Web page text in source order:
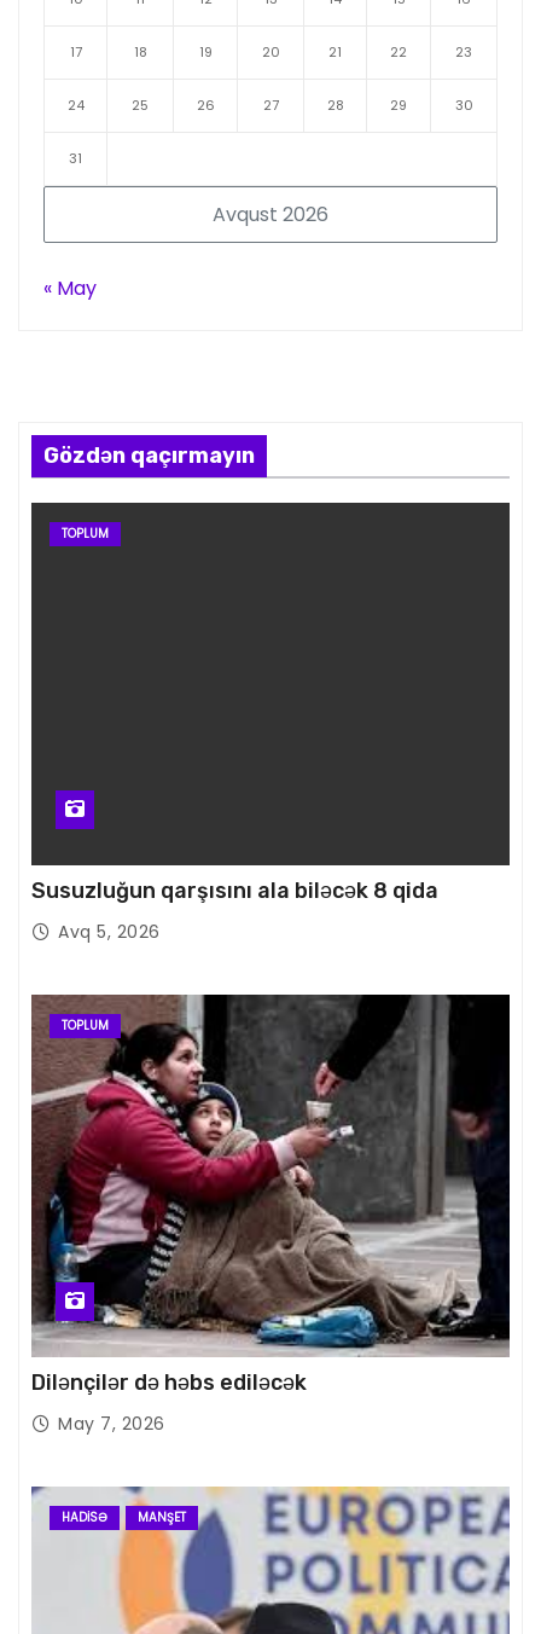
Avqust 2026
17 18 19 20 21 22 23
24 25 26 27 28 29 30
31
« May
Gözdən qaçırmayın
TOPLUM
Susuzluğun qarşısını ala biləcək 8 qida
Avq 5, 2026
TOPLUM
Dilənçilər də həbs ediləcək
May 7, 2026
HADISƏ MANŞET